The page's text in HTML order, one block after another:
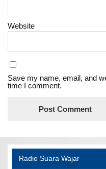
Website
Save my name, email, and
time I comment.
Radio Suara Wajar